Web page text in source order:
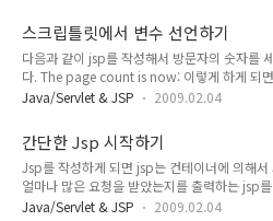
드 해서 사용하면 되는 것이다. 사용 방법은
email ikickedbutt@wickedlysmart.com
정을 하면 된다. 다만 servlet-class가 아니라
패키지 형..
스크립틀릿에서 변수 선언하기
다음과 같이 jsp를 작성해서 방문자의 숫자를
다. The page count is now: 이렇게 하게 되
now:1" 이라는 메시지가 찍힐 것이다. 하짐나
수는 지역 변수로 작용하기 때문이다. 즉 jsp는
_jspService 메소드 안에 작성 되는데 count란
서 정의 된다는 뜻이다. jsp 코드가 서블릿으로
가지게 될 것이다. public void
Java/Servlet & JSP 2009.02.04
간단한 Jsp 시작하기
Jsp를 작성하게 되면 jsp는 컨테이너에 의해
얼마나 많은 요청을 받았는지를 출력하는 jsp
Counter.java package com.example;
Java/Servlet & JSP 2009.02.04